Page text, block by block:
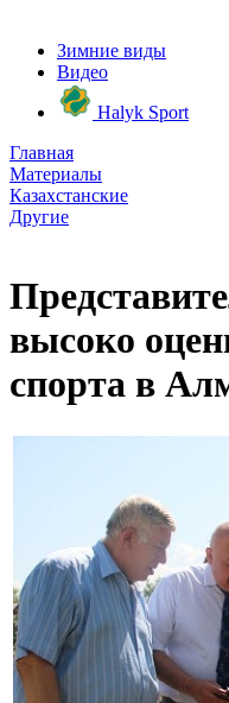
Зимние виды
Видео
Halyk Sport
Главная
Материалы
Казахстанские
Другие
высоко
спорта в